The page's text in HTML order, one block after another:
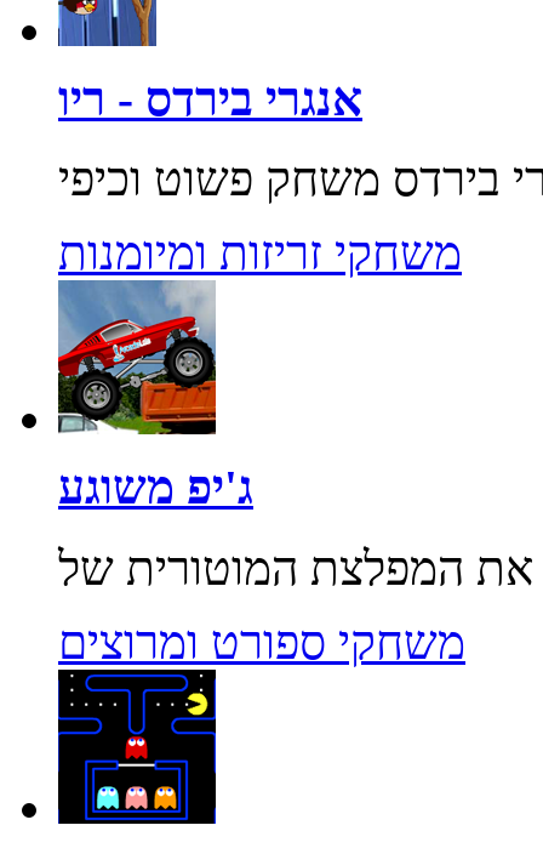
אנגרי בירדס - ריו
משחקי זריזות ומיומנות
ג'יפ משוגע
משחקי ספורט ומרוצים